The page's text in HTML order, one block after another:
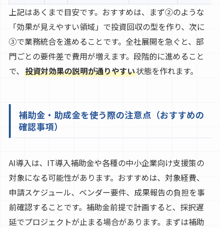
上記はあくまで目安です。おすすめは、まず②のような
「効果が見えやすい領域」で投資回収の型を作り、次に
③で業務統合を進めることです。全社展開を急ぐと、部
門ごとの要件差で費用が増えます。段階的に進めること
で、 投資対効果の説明が通りやすい状態を作れます。
補助金・助成金を使う際の注意点（おすすめの
確認事項）
AI導入は、IT導入補助金や各種の中小企業向け支援策の
対象になる可能性があります。おすすめは、対象経費、
申請スケジュール、ベンダー要件、成果報告の負担を事
前確認することです。補助金前提で計画すると、採択遅
延でプロジェクトが止まる場合があります。まずは補助